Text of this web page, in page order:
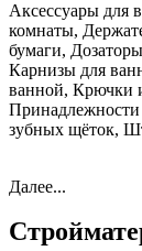
Аксессуары для
комнаты,
бумаги,
Карнизы для
ванной, Крючки
Принадлежности
зубных щёток,
Далее...